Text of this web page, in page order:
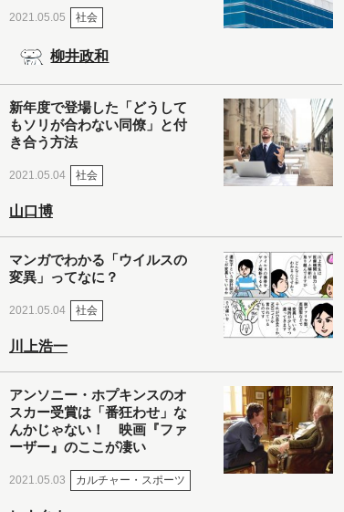
2021.05.05 社会
柳井政和
新年度で登場した「どうして
もソリが合わない同僚」と付
き合う方法
2021.05.04 社会
山口博
マンガでわかる「ウイルスの
変異」ってなに？
2021.05.04 社会
川上浩一
アンソニー・ホプキンスのオ
スカー受賞は「番狂わせ」な
んかじゃない！ 映画『ファ
ーザー』のここが凄い
2021.05.03 カルチャー・スポーツ